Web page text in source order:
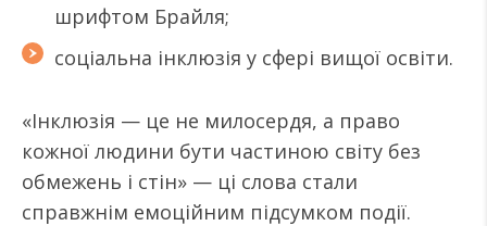
шрифтом Брайля;
соціальна інклюзія у сфері вищої освіти.
«Інклюзія — це не милосердя, а право
кожної людини бути частиною світу без
обмежень і стін» — ці слова стали
справжнім емоційним підсумком події.